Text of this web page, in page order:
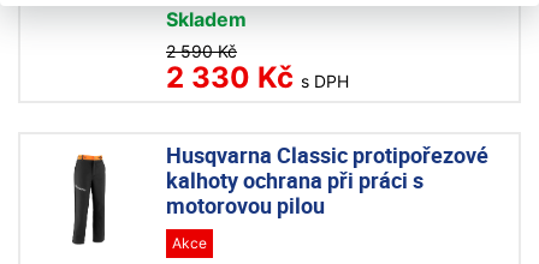
Skladem
2 590 Kč
2 330 Kč s DPH
Husqvarna Classic protipořezové
kalhoty ochrana při práci s
motorovou pilou
Akce